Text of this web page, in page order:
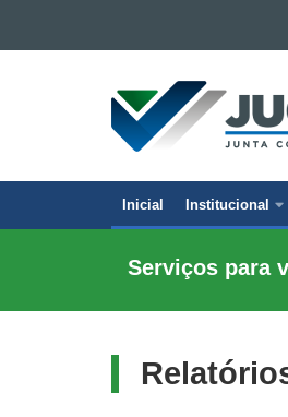
Ir para a busca
Mapa do site
JUNTA
COMERCIAL
DO
Navegação
principal
Inicial Institucional
Serviços para